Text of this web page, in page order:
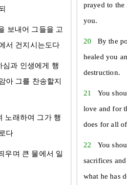
보내어 그들을 고
서 건지시는도다
심과 인생에게 행
아 그를 찬송할지
노래하여 그가 행
다
우며 큰 물에서 일
prayed to the
you.
20 By the
healed you
destruction.
21 You
love and for
does for all
22 You
sacrifices
what he has